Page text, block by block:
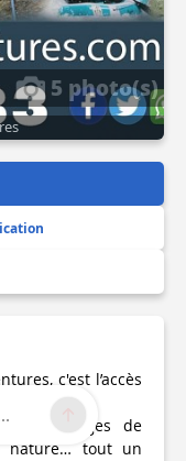
5 photo(s)
c'est l’accès
les gorges de
nature… tout un